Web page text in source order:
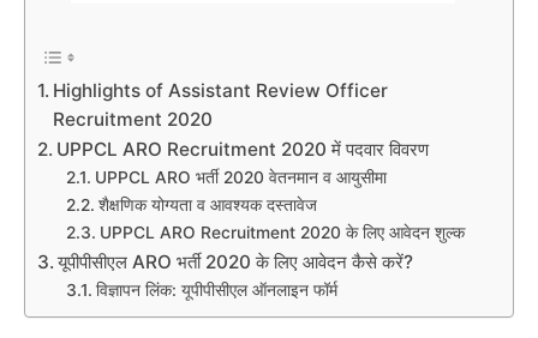
Highlights of Assistant Review Officer
Recruitment 2020
UPPCL ARO Recruitment 2020 में पदवार विवरण
UPPCL ARO भर्ती 2020 वेतनमान व आयुसीमा
शैक्षणिक योग्यता व आवश्यक दस्तावेज
UPPCL ARO Recruitment 2020 के लिए आवेदन शुल्क
यूपीपीसीएल ARO भर्ती 2020 के लिए आवेदन कैसे करें?
विज्ञापन लिंक: यूपीपीसीएल ऑनलाइन फॉर्म